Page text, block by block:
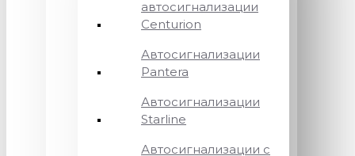
автосигнализации
Centurion
Автосигнализации
Pantera
Автосигнализации
Starline
Автосигнализации с